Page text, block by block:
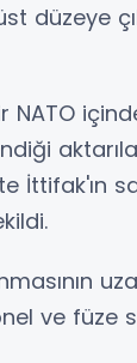
düzeye
İttifak'ın
ve füze